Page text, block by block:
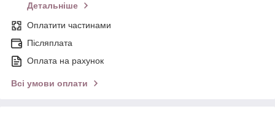
Детальніше
Оплатити частинами
Післяплата
Оплата на рахунок
Всі умови оплати